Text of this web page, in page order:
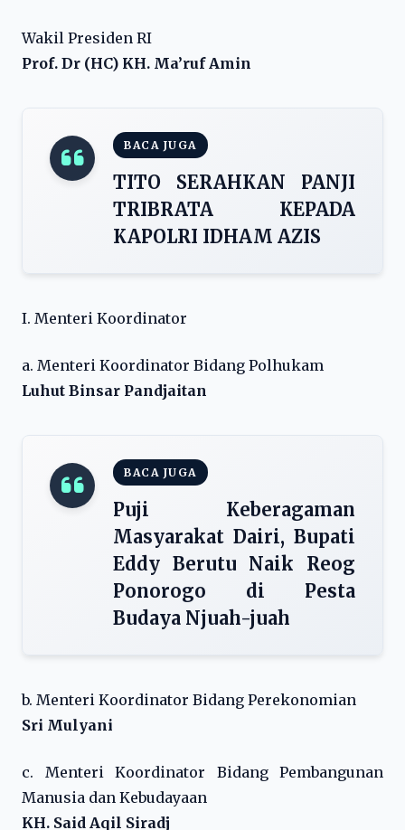
Wakil Presiden RI
Prof. Dr (HC) KH. Ma’ruf Amin
BACA JUGA
TITO SERAHKAN PANJI
TRIBRATA KEPADA
KAPOLRI IDHAM AZIS
I. Menteri Koordinator
a. Menteri Koordinator Bidang Polhukam
Luhut Binsar Pandjaitan
BACA JUGA
Puji Keberagaman
Masyarakat Dairi, Bupati
Eddy Berutu Naik Reog
Ponorogo di Pesta
Budaya Njuah-juah
b. Menteri Koordinator Bidang Perekonomian
Sri Mulyani
c. Menteri Koordinator Bidang Pembangunan
Manusia dan Kebudayaan
KH. Said Aqil Siradj